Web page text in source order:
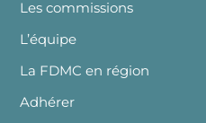
Les commissions
L’équipe
La FDMC en région
Adhérer